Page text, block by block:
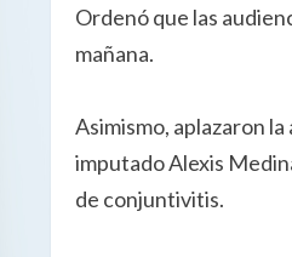
Ordenó que las
mañana.
Asimismo, aplazaron
imputado Alexis
de conjuntivitis.